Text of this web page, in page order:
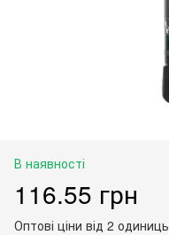
В наявності
116.55 грн
Оптові ціни від 2 одиниць